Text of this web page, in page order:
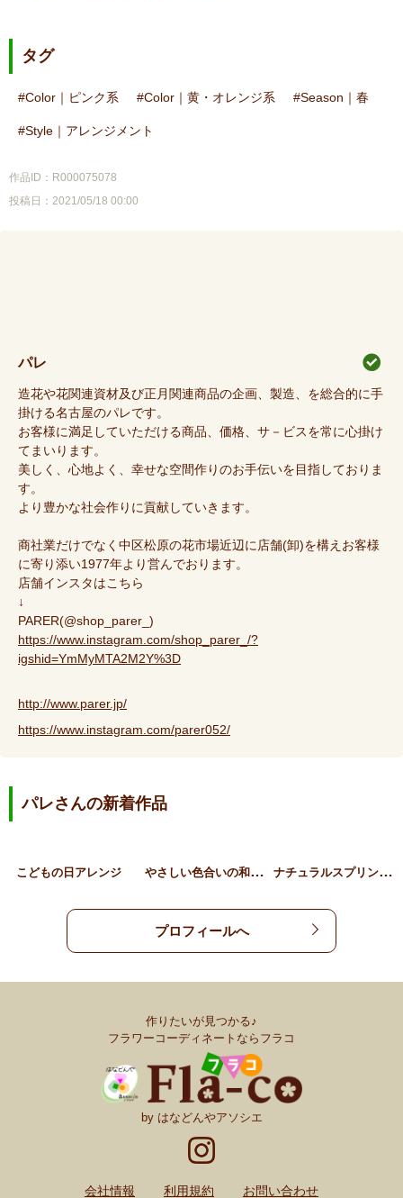
タグ
Color｜ピンク系 Color｜黄・オレンジ系 Season｜春
Style｜アレンジメント
作品ID：R000075078
投稿日：2021/05/18 00:00
パレ
造花や花関連資材及び正月関連商品の企画、製造、を総合的に手
掛ける名古屋のパレです。
お客様に満足していただける商品、価格、サ－ビスを常に心掛け
てまいります。
美しく、心地よく、幸せな空間作りのお手伝いを目指しておりま
す。
より豊かな社会作りに貢献していきます。
商社業だけでなく中区松原の花市場近辺に店舗(卸)を構えお客様
に寄り添い1977年より営んでおります。
店舗インスタはこちら
↓
PARER(@shop_parer_)
https://www.instagram.com/shop_parer_/?
igshid=YmMyMTA2M2Y%3D
http://www.parer.jp/
https://www.instagram.com/parer052/
パレさんの新着作品
こどもの日アレンジ や
さしい色合いの和モダンア… ナ
チュラルスプリングリース…
プロフィールへ
作りたいが見つかる♪
フラワーコーディネートならフラコ
by はなどんやアソシエ
会社情報 利用規約 お問い合わせ